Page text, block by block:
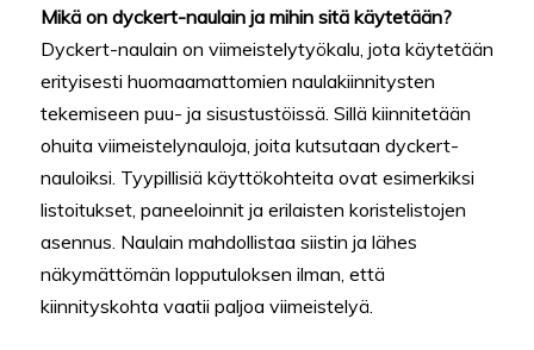
Mikä on dyckert-naulain ja mihin sitä käytetään?
Dyckert-naulain on viimeistelytyökalu, jota käytetään
erityisesti huomaamattomien naulakiinnitysten
tekemiseen puu- ja sisustustöissä. Sillä kiinnitetään
ohuita viimeistelynauloja, joita kutsutaan dyckert-
nauloiksi. Tyypillisiä käyttökohteita ovat esimerkiksi
listoitukset, paneeloinnit ja erilaisten koristelistojen
asennus. Naulain mahdollistaa siistin ja lähes
näkymättömän lopputuloksen ilman, että
kiinnityskohta vaatii paljoa viimeistelyä.